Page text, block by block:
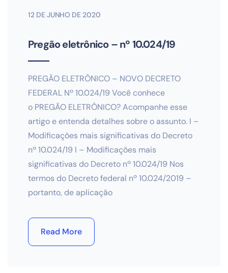
12 DE JUNHO DE 2020
Pregão eletrônico – nº 10.024/19
PREGÃO ELETRÔNICO – NOVO DECRETO
FEDERAL Nº 10.024/19 Você conhece
o PREGÃO ELETRÔNICO? Acompanhe esse
artigo e entenda detalhes sobre o assunto. I –
Modificações mais significativas do Decreto
nº 10.024/19 I – Modificações mais
significativas do Decreto nº 10.024/19 Nos
termos do Decreto federal nº 10.024/2019 –
portanto, de aplicação
Read More